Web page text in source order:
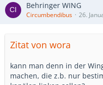
Behringer WING
Circumbendibus 26.
Zitat von wora
kann man denn in der
machen, die z.b. nur